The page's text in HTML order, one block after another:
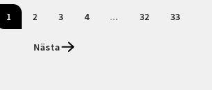
1 2 3 4 ... 32 33
Nästa